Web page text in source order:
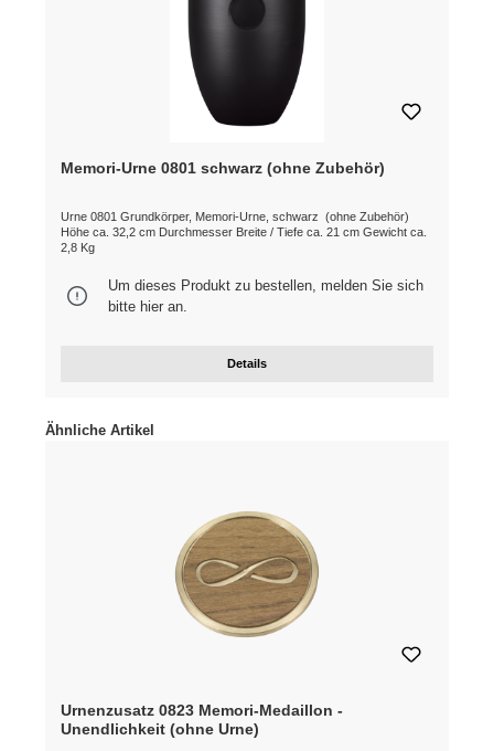
Memori-Urne 0801 schwarz (ohne Zubehör)
Urne 0801 Grundkörper, Memori-Urne, schwarz (ohne Zubehör)
Höhe ca. 32,2 cm Durchmesser Breite / Tiefe ca. 21 cm Gewicht ca.
Um dieses Produkt zu bestellen, melden Sie sich
bitte hieran.
Details
Produktgalerie überspringen
Ähnliche Artikel
Urnenzusatz 0823 Memori-Medaillon -
Unendlichkeit (ohne Urne)